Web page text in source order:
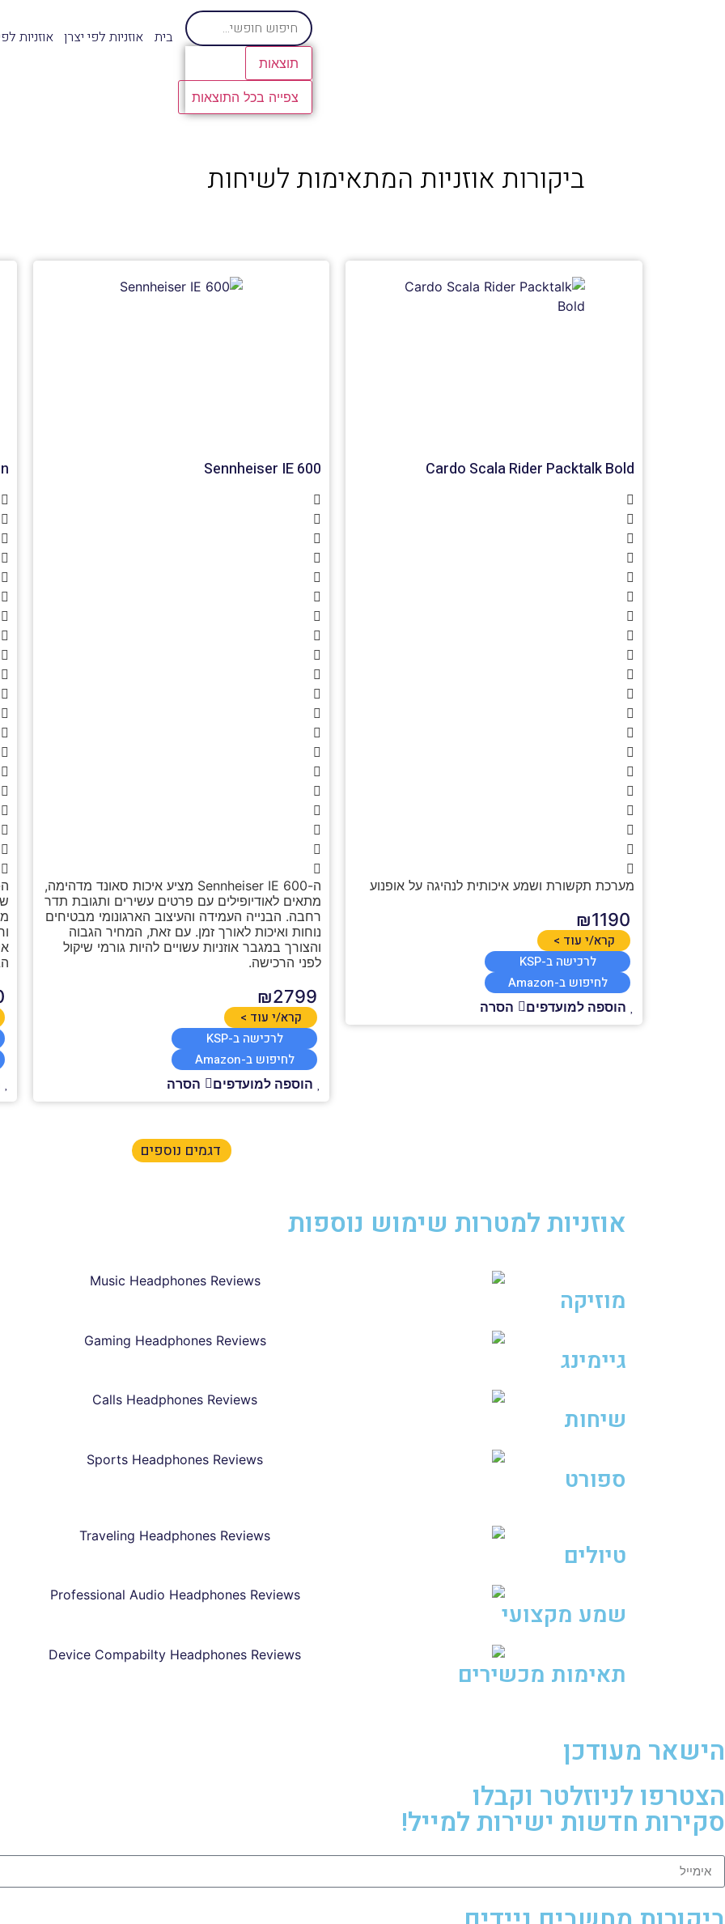
תוצאות
צפייה בכל התוצאות
בית אוזניות לפי יצרן אוזניות
ביקורות אוזניות המתאימות לשיחות
Cardo Scala Rider Packtalk Bold
מערכת תקשורת ושמע איכותית לנהיגה על אופנוע
₪1190
קרא/י עוד >
לרכישה ב-KSP
לחיפוש ב-Amazon
הוספה למועדפים הסרה
Sennheiser IE 600
ה-Sennheiser IE 600 מציע איכות סאונד מדהימה,
מתאים לאודיופילים עם פרטים עשירים ותגובת תדר
רחבה. הבנייה העמידה והעיצוב הארגונומי מבטיחים
נוחות ואיכות לאורך זמן. עם זאת, המחיר הגבוה
והצורך במגבר אוזניות עשויים להיות גורמי שיקול
לפני הרכישה.
₪2799
קרא/י עוד >
לרכישה ב-KSP
לחיפוש ב-Amazon
הוספה למועדפים הסרה
דגמים נוספים
אוזניות למטרות שימוש נוספות
מוזיקה
גיימינג
שיחות
ספורט
טיולים
שמע מקצועי
תאימות מכשירים
הישאר מעודכן
הצטרפו לניוזלטר וקבלו
סקירות חדשות ישירות למייל!